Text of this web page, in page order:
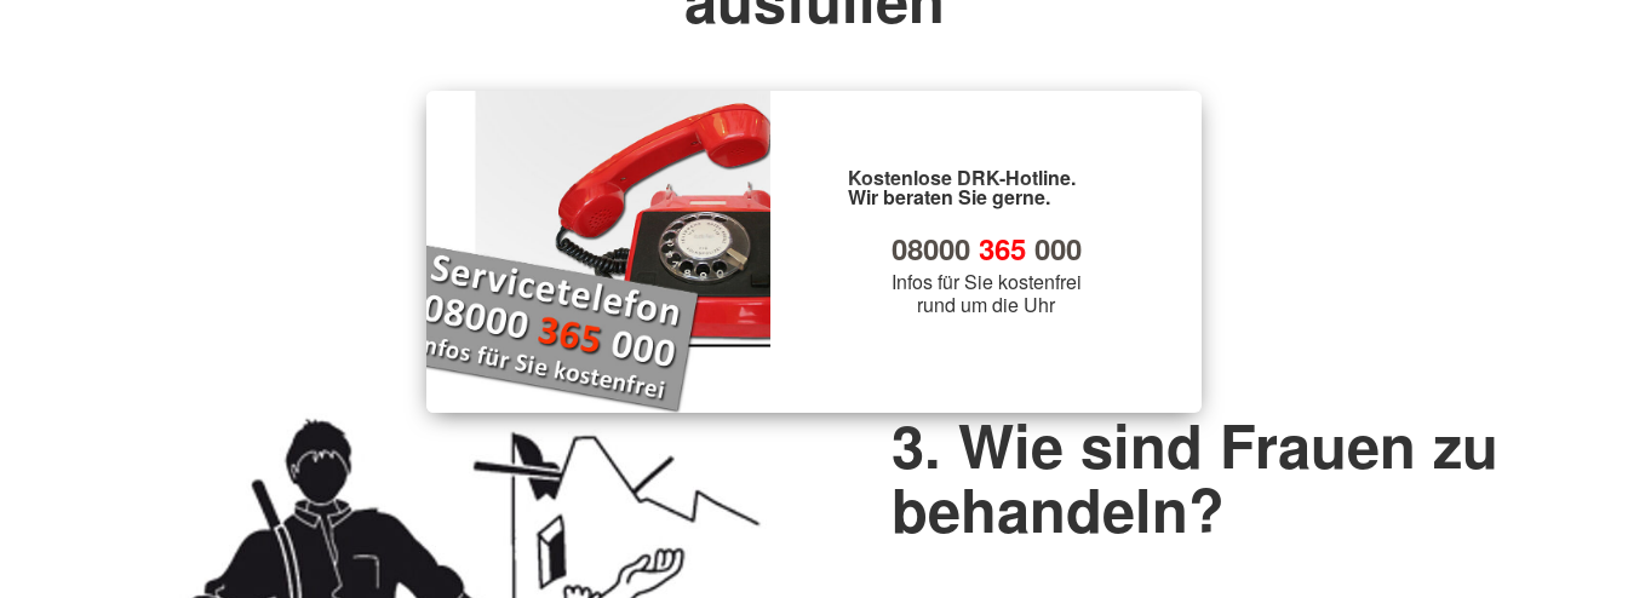
Kostenlose DRK-Hotline.
Wir beraten Sie gerne.
08000 365000
Infos für Sie kostenfrei
rund um die Uhr
3. Wie sind Frauen zu
behandeln?